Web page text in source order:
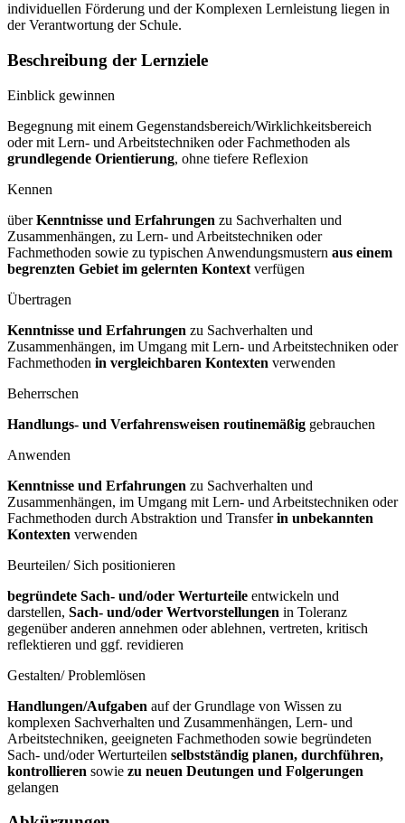
individuellen Förderung und der Komplexen Lernleistung liegen in
der Verantwortung der Schule.
Beschreibung der Lernziele
Einblick gewinnen
Begegnung mit einem Gegenstandsbereich/Wirklichkeitsbereich
oder mit Lern- und Arbeitstechniken oder Fachmethoden als
grundlegende Orientierung, ohne tiefere Reflexion
Kennen
überKenntnisse und Erfahrungen zu Sachverhalten und
Zusammenhängen, zu Lern- und Arbeitstechniken oder
Fachmethoden sowie zu typischen Anwendungsmustern aus einem
begrenzten Gebiet im gelernten Kontext verfügen
Übertragen
Kenntnisse und Erfahrungen zu Sachverhalten und
Zusammenhängen, im Umgang mit Lern- und Arbeitstechniken oder
Fachmethoden in vergleichbaren Kontexten verwenden
Beherrschen
Handlungs- und Verfahrensweisen routinemäßig gebrauchen
Anwenden
Kenntnisse und Erfahrungen zu Sachverhalten und
Zusammenhängen, im Umgang mit Lern- und Arbeitstechniken oder
Fachmethoden durch Abstraktion und Transferin unbekannten
Kontexten verwenden
Beurteilen/ Sich positionieren
begründete Sach- und/oder Werturteile entwickeln und
darstellen, Sach- und/oder Wertvorstellungen in Toleranz
gegenüber anderen annehmen oder ablehnen, vertreten, kritisch
reflektieren und ggf. revidieren
Gestalten/ Problemlösen
Handlungen/Aufgaben auf der Grundlage von Wissen zu
komplexen Sachverhalten und Zusammenhängen, Lern- und
Arbeitstechniken, geeigneten Fachmethoden sowie begründeten
Sach- und/oder Werturteilen selbstständig planen, durchführen,
kontrollieren sowie zu neuen Deutungen und Folgerungen
gelangen